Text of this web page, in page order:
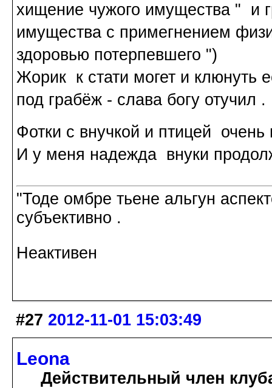
хищение чужого имущества " и
имущества с примегнением
здоровью потерпевшего ")
Жорик к стати могет и клюнуть
под грабёж - слава богу отучил .
Фотки с внучкой и птицей
И у меня надежда внуки
"Тоде омбре тьене альгун
субъективно . Не
Неактивен
#27 2012-11-01 15:03:49
Leona
Действительный член